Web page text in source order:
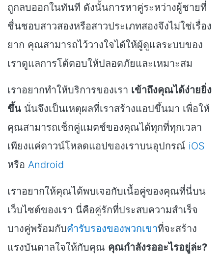
ถูกลบออกในทันที ดังนั้นการหาคู่ระหว่างผู้ชายที่
ชื่นชอบสาวสองหรือสาวประเภทสองจึงไม่ใช่เรื่อง
ยาก คุณสามารถไว้วางใจได้ให้ผู้ดูแลระบบของ
เราดูแลการโต้ตอบให้ปลอดภัยและเหมาะสม
เราอยากทำให้บริการของเรา เข้าถึงคุณได้ง่ายยิ่ง
ขึ้น นั่นจึงเป็นเหตุผลที่เราสร้างแอปขึ้นมา เพื่อให้
คุณสามารถเช็กคู่แมตช์ของคุณได้ทุกที่ทุกเวลา
เพียงแค่ดาวน์โหลดแอปของเราบนอุปกรณ์ iOS
หรือ Android
เราอยากให้คุณได้พบเจอกับเนื้อคู่ของคุณที่นี่บน
เว็บไซต์ของเรา นี่คือคู่รักที่ประสบความสำเร็จ
บางคู่พร้อมกับคำรับรองของพวกเขาที่จะสร้าง
แรงบันดาลใจให้กับคุณ คุณกำลังรออะไรอยู่ล่ะ?